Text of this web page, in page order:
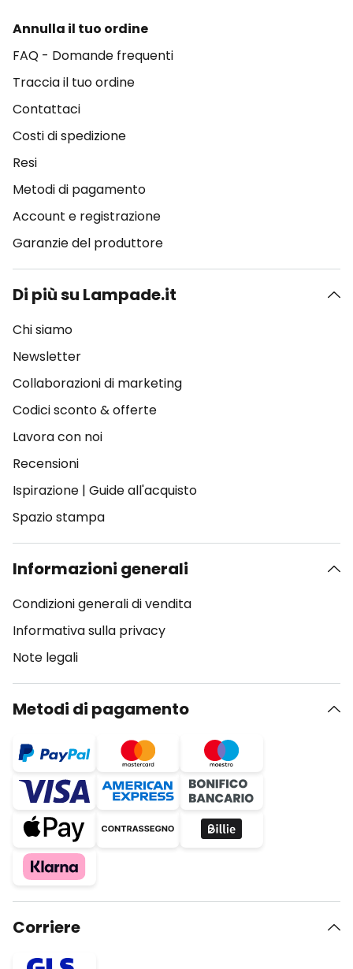
Annulla il tuo ordine
FAQ - Domande frequenti
Traccia il tuo ordine
Contattaci
Costi di spedizione
Resi
Metodi di pagamento
Account e registrazione
Garanzie del produttore
Di più su Lampade.it
Chi siamo
Newsletter
Collaborazioni di marketing
Codici sconto & offerte
Lavora con noi
Recensioni
Ispirazione | Guide all'acquisto
Spazio stampa
Informazioni generali
Condizioni generali di vendita
Informativa sulla privacy
Note legali
Metodi di pagamento
Corriere